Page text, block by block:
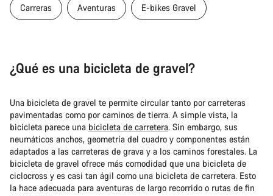
Carreras Aventuras E-bikes Gravel
¿Qué es una bicicleta de gravel?
Una bicicleta de gravel te permite circular tanto por carreteras
pavimentadas como por caminos de tierra. A simple vista, la
bicicleta parece una bicicleta de carretera. Sin embargo, sus
neumáticos anchos, geometría del cuadro y componentes están
adaptados a las carreteras de grava y a los caminos forestales. La
bicicleta de gravel ofrece más comodidad que una bicicleta de
ciclocross y es casi tan ágil como una bicicleta de carretera. Esto
la hace adecuada para aventuras de largo recorrido o rutas de fin